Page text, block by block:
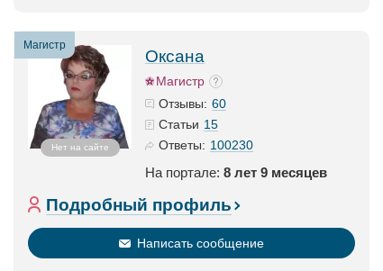
Магистр
Нет на сайте
Оксана
Магистр
Отзывы: 60
Статьи 15
Ответы: 100230
На портале: 8 лет 9 месяцев
Подробный профиль
Написать сообщение